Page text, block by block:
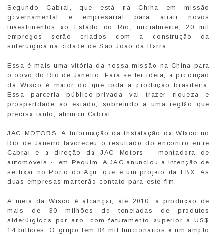
Segundo Cabral, que está na China em missão
governamental e empresarial para atrair novos
investimentos ao Estado do Rio, inicialmente, 20 mil
empregos serão criados com a construção da
siderúrgica na cidade de São João da Barra.
Essa é mais uma vitória da nossa missão na China para
o povo do Rio de Janeiro. Para se ter ideia, a produção
da Wisco é maior do que toda a produção brasileira.
Essa parceria público-privada vai trazer riqueza e
prosperidade ao estado, sobretudo a uma região que
precisa tanto, afirmou Cabral.
JAC MOTORS. A informação da instalação da Wisco no
Rio de Janeiro favoreceu o resultado do encontro entre
Cabral e a direção da JAC Motors – montadora de
automóveis -, em Pequim. A JAC anunciou a intenção de
se fixar no Porto do Açu, que é um projeto da EBX. As
duas empresas manterão contato para este fim.
A meta da Wisco é alcançar, até 2010, a produção de
mais de 30 milhões de toneladas de produtos
siderúrgicos por ano, com faturamento superior a US$
14 bilhões. O grupo tem 84 mil funcionários e um amplo